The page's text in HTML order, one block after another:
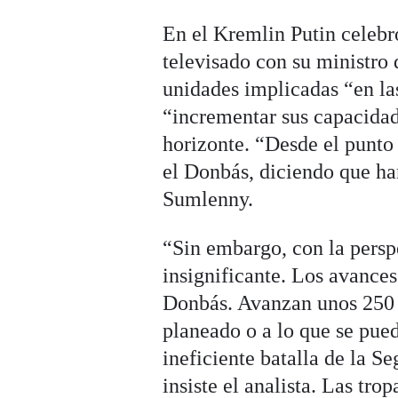
En el Kremlin Putin
televisado con su ministro
unidades implicadas “en
“incrementar sus
horizonte. “Desde el
el Donbás, diciendo que
Sumlenny.
“Sin embargo, con la
insignificante. Los
Donbás. Avanzan unos
planeado o a lo que se
ineficiente batalla de la
insiste el analista. Las